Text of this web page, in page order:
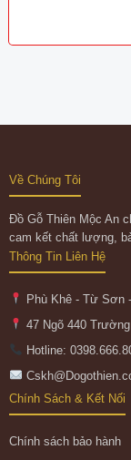
Về Chúng Tôi
Đồ Gỗ Thiên Mộc An
cam kết chất lượng,
Thông Tin Liên Hệ
Phù Khê - Từ Sơn
47 Ngõ 440
Hotline:
Chính Sách & Kết Nối
Chính sách bảo hành